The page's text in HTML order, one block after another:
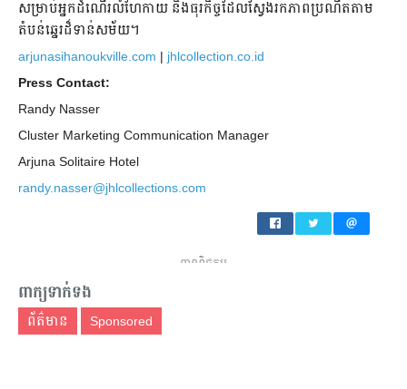
សម្រាប់អ្នកដំណើរលំហែកាយ និងធុរកិច្ចដែលស្វែងរកភាពប្រណីតតាម
តំបន់ឆ្នេរដ៏ទាន់សម័យ។
arjunasihanoukville.com | jhlcollection.co.id
Press Contact:
Randy Nasser
Cluster Marketing Communication Manager
Arjuna Solitaire Hotel
randy.nasser@jhlcollections.com
ពាណិជ្ជកម្ម
ពាក្យទាក់ទង
ព័ត៌មាន Sponsored